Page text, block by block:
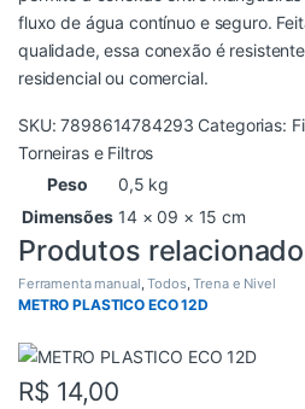
fluxo de água contínuo e seguro.
qualidade, essa conexão é
residencial ou comercial.
SKU:7898614784293 Categorias:
Torneiras e Filtros
Peso
0,5 kg
Dimensões 14 × 09 × 15 cm
Produtos
Ferramenta manual ,Todos,Trena e Nivel
METRO PLASTICO ECO 12D
R$ 14,00